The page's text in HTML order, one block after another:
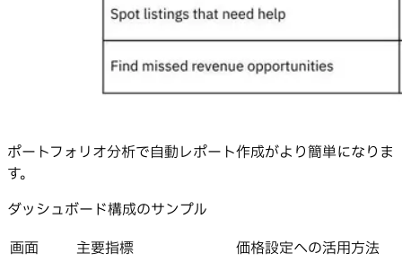
ポートフォリオ分析で自動レポート作成がより簡単になりま
す。
ダッシュボード構成のサンプル
画面
主要指標
価格設定への活用方法